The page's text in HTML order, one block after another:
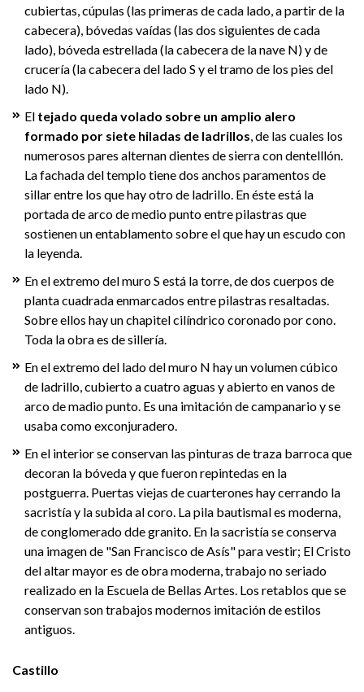
cubiertas, cúpulas (las primeras de cada lado, a partir de la
cabecera), bóvedas vaídas (las dos siguientes de cada
lado), bóveda estrellada (la cabecera de la nave N) y de
crucería (la cabecera del lado S y el tramo de los pies del
lado N).
El tejado queda volado sobre un amplio alero
formado por siete hiladas de ladrillos, de las cuales los
numerosos pares alternan dientes de sierra con dentelllón.
La fachada del templo tiene dos anchos paramentos de
sillar entre los que hay otro de ladrillo. En éste está la
portada de arco de medio punto entre pilastras que
sostienen un entablamento sobre el que hay un escudo con
la leyenda.
En el extremo del muro S está la torre, de dos cuerpos de
planta cuadrada enmarcados entre pilastras resaltadas.
Sobre ellos hay un chapitel cilíndrico coronado por cono.
Toda la obra es de sillería.
En el extremo del lado del muro N hay un volumen cúbico
de ladrillo, cubierto a cuatro aguas y abierto en vanos de
arco de madio punto. Es una imitación de campanario y se
usaba como exconjuradero.
En el interior se conservan las pinturas de traza barroca que
decoran la bóveda y que fueron repintedas en la
postguerra. Puertas viejas de cuarterones hay cerrando la
sacristía y la subida al coro. La pila bautismal es moderna,
de conglomerado dde granito. En la sacristía se conserva
una imagen de "San Francisco de Asís" para vestir; El Cristo
del altar mayor es de obra moderna, trabajo no seriado
realizado en la Escuela de Bellas Artes. Los retablos que se
conservan son trabajos modernos imitación de estilos
antiguos.
Castillo